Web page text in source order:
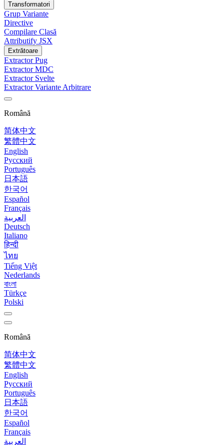
Transformatori
Grup Variante
Directive
Compilare Clasă
Attributify JSX
Extrătoare
Extractor Pug
Extractor MDC
Extractor Svelte
Extractor Variante Arbitrare
Română
简体中文
繁體中文
English
Русский
Português
日本語
한국어
Español
Français
العربية
Deutsch
Italiano
हिन्दी
ไทย
Tiếng Việt
Nederlands
বাংলা
Türkçe
Polski
Română
简体中文
繁體中文
English
Русский
Português
日本語
한국어
Español
Français
العربية